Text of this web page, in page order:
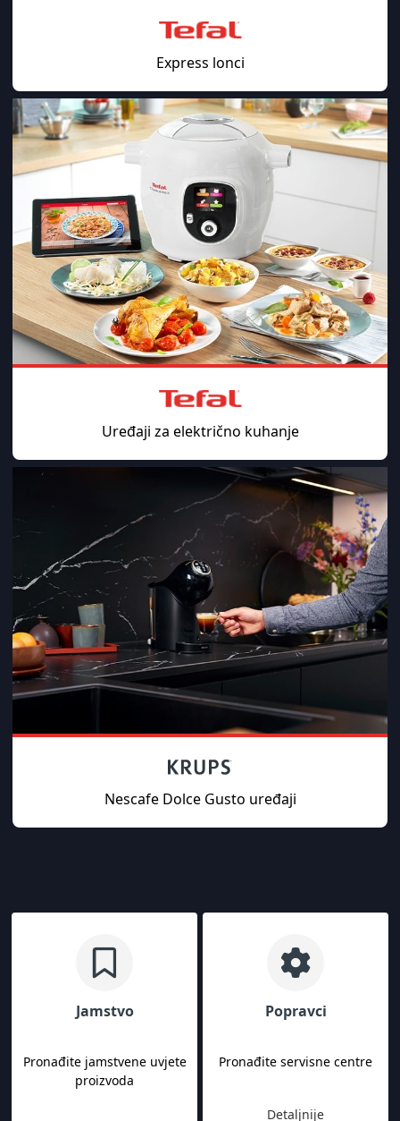
Express lonci
Uređaji za električno kuhanje
Nescafe Dolce Gusto uređaji
Jamstvo
Pronađite jamstvene uvjete
proizvoda
Popravci
Pronađite servisne centre
Detaljnije